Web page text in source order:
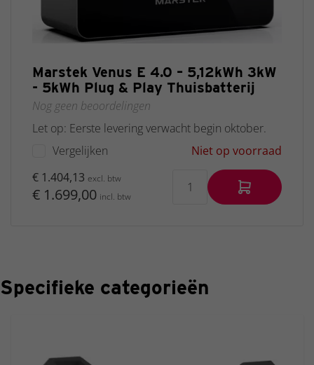
Marstek Venus E 4.0 – 5,12kWh 3kW
- 5kWh Plug & Play Thuisbatterij
Nog geen beoordelingen
Let op: Eerste levering verwacht begin oktober.
Vergelijken
Niet op voorraad
€ 1.404,13 excl. btw
€ 1.699,00 incl. btw
Specifieke categorieën